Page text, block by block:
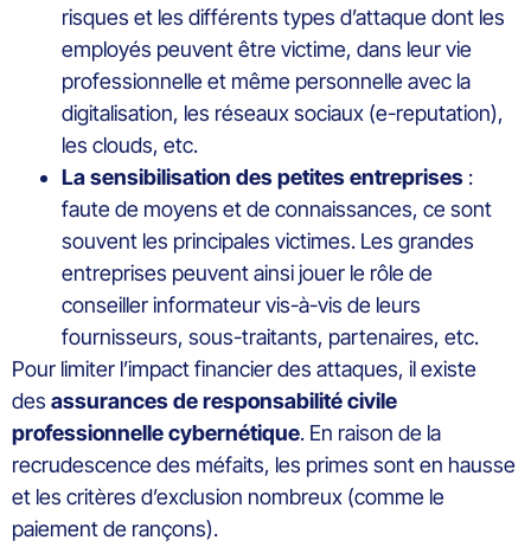
risques et les différents types d’attaque dont les
employés peuvent être victime, dans leur vie
professionnelle et même personnelle avec la
digitalisation, les réseaux sociaux (e-reputation),
les clouds, etc.
La sensibilisation des petites entreprises :
faute de moyens et de connaissances, ce sont
souvent les principales victimes. Les grandes
entreprises peuvent ainsi jouer le rôle de
conseiller informateur vis-à-vis de leurs
fournisseurs, sous-traitants, partenaires, etc.
Pour limiter l’impact financier des attaques, il existe
des assurances de responsabilité civile
professionnelle cybernétique. En raison de la
recrudescence des méfaits, les primes sont en hausse
et les critères d’exclusion nombreux (comme le
paiement de rançons).